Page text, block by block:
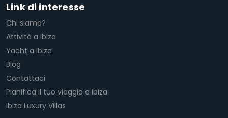
Link di interesse
Chi siamo?
Attività a Ibiza
Yacht a Ibiza
Blog
Contattaci
Pianifica il tuo viaggio a Ibiza
Ibiza Luxury Villas